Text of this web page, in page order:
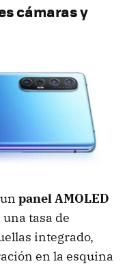
cámaras y
panel AMOLED
una tasa de
integrado,
en la esquina